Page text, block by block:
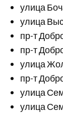
улица
улица
пр-т
пр-т
улица
пр-т
улица
улица